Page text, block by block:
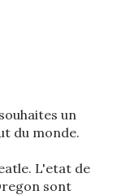
un
du monde.
L'etat de
sont